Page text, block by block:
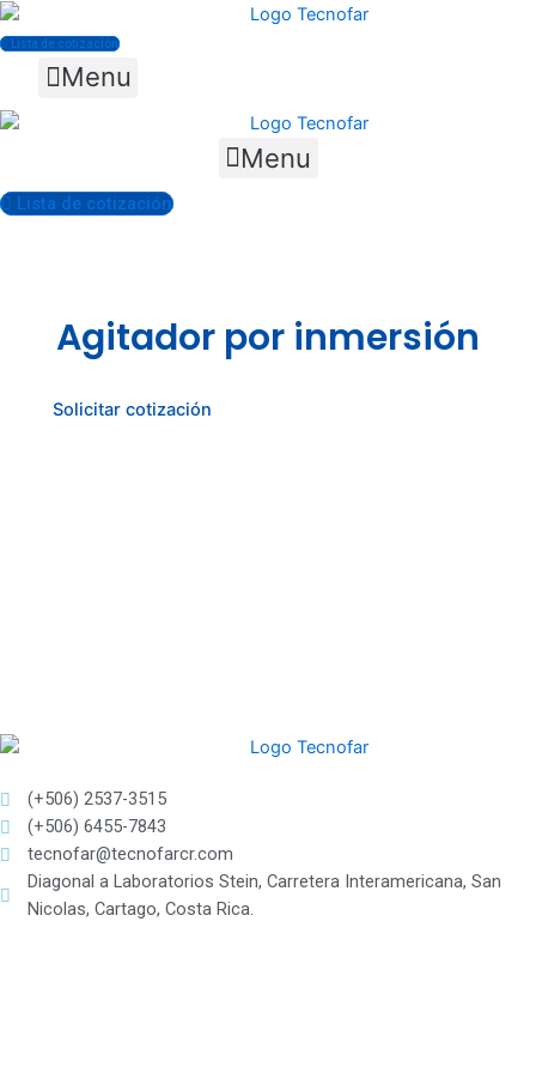
Skip
to
content
Lista de cotización
Menu
Menu
Lista de cotización
Agitador por inmersión
Solicitar cotización
(+506) 2537-3515
(+506) 6455-7843
tecnofar@tecnofarcr.com
Diagonal a Laboratorios Stein, Carretera Interamericana, San
Nicolas, Cartago, Costa Rica.